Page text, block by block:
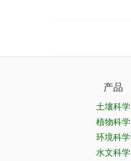
产品
土壤科学
植物科学
环境科学
水文科学